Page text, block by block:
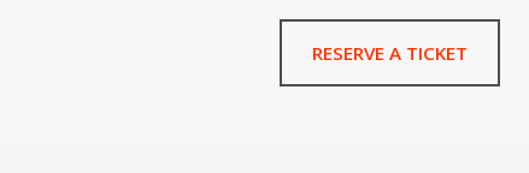
RESERVE A TICKET